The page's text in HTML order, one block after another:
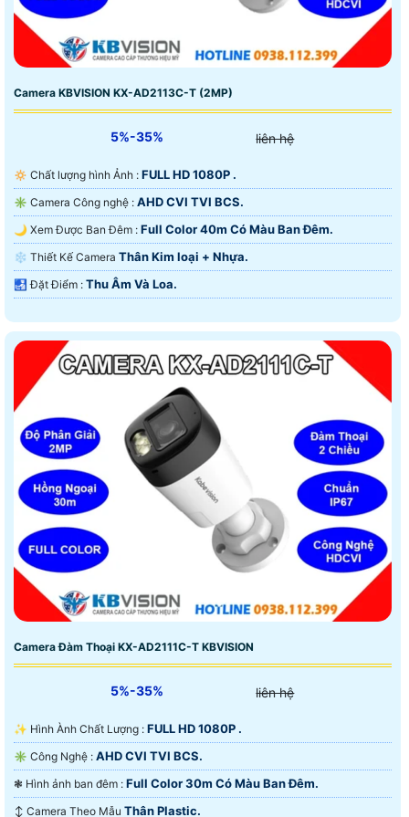
Camera KBVISION KX-AD2113C-T (2MP)
5%-35% liên hệ
🔅 Chất lượng hình Ảnh : FULL HD 1080P .
✳️ Camera Công nghệ : AHD CVI TVI BCS.
🌙 Xem Được Ban Đêm : Full Color 40m Có Màu Ban Ðêm.
❄ Thiết Kế Camera Thân Kim loại + Nhựa.
️🛃 Đặt Điểm : Thu Âm Và Loa.
Camera Đàm Thoại KX-AD2111C-T KBVISION
5%-35% liên hệ
✨ Hình Ành Chất Lượng : FULL HD 1080P .
✳️ Công Nghệ : AHD CVI TVI BCS.
❃ Hình ảnh ban đêm : Full Color 30m Có Màu Ban Ðêm.
↕️ Camera Theo Mẫu Thân Plastic.